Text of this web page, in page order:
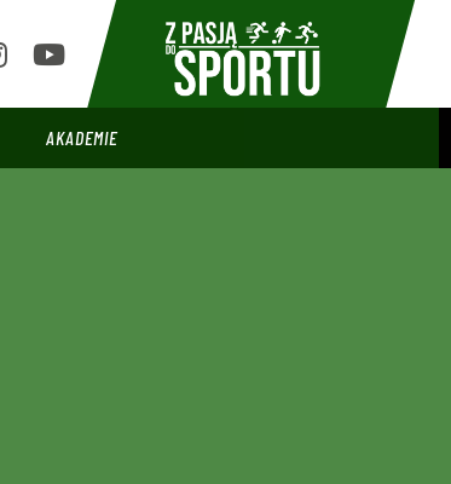
AKADEMIE